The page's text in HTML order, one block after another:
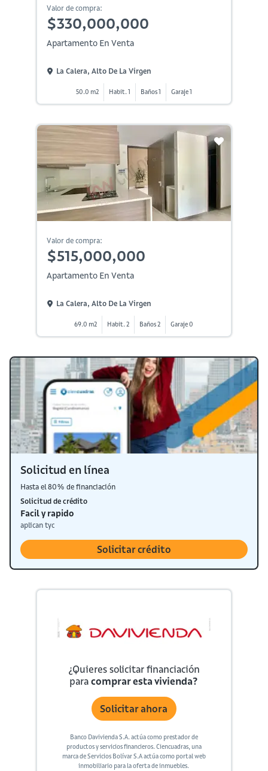
Valor de compra:
$330,000,000
Apartamento En Venta
La Calera, Alto De La Virgen
50.0 m2 Habit. 1 Baños 1 Garaje 1
Valor de compra:
$515,000,000
Apartamento En Venta
La Calera, Alto De La Virgen
69.0 m2 Habit. 2 Baños 2 Garaje 0
Solicitud en línea
Hasta el 80% de financiación
Solicitud de crédito
Facil y rapido
aplican tyc
Solicitar crédito
¿Quieres solicitar financiación
paracomprar esta vivienda?
Solicitar ahora
Banco Davivienda S.A. actúa como prestador de
productos y servicios financieros. Ciencuadras, una
marca de Servicios Bolívar S.A actúa como portal web
inmobiliario para la oferta de inmuebles.